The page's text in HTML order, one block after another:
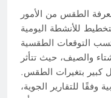
الطقس من الأمور
للأنشطة اليومية
التوقعات الطقسية
والصيف، حيث تتأثر
كبير بتغيرات الطقس.
للتقارير الجوية،